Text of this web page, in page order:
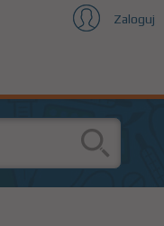
Zaloguj